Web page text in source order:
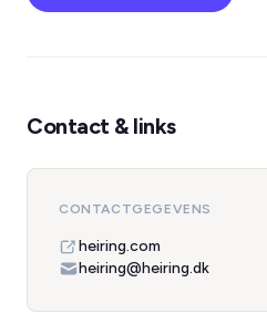
Contact & links
CONTACTGEGEVENS
heiring.com
heiring@heiring.dk